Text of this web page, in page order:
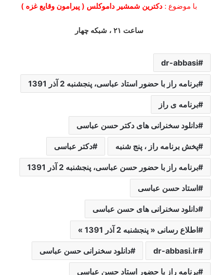
با موضوع : دکترین شمشیر داموکلس ( پیرامون وقایع غزه )
ساعت ۲۱ ، شبکه چهار
dr-abbasi
برنامه راز با حضور استاد عباسی، پنجشنبه 2 آذر 1391
برنامه ی راز
دانلود سخنرانی های دکتر حسن عباسی
پخش برنامه راز ، پنج شنبه دکتر عباسی
برنامه راز با حضور حسن عباسی، پنجشنبه 2 آذر 1391
استاد حسن عباسی
دانلود سخنرانی های حسن عباسی
اطلاع رسانی « پنجشنبه 2 آذر 1391 »
dr-abbasi.ir دانلود سخنرانی حسن عباسی
برنامه راز با حضور استاد حسن عباسی